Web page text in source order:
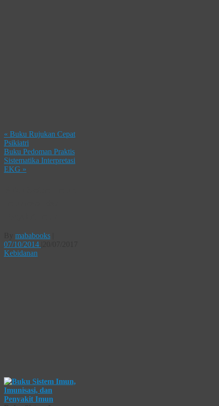
« Buku Rujukan Cepat
Psikiatri
Buku Pedoman Praktis
Sistematika Interpretasi
EKG »
mababooks
07/10/2014
Kebidanan